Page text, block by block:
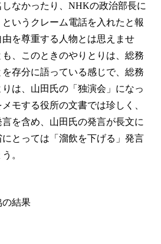
なかったり、NHKの政治部長に
というクレーム電話を入れたと報
を尊重する人物とは思えませ
、このときのやりとりは、総務
存分に語っている感じで、総務
は、山田氏の「独演会」になっ
モする役所の文書では珍しく、
を含め、山田氏の発言が長文に
とっては「溜飲を下げる」発言
。
結果